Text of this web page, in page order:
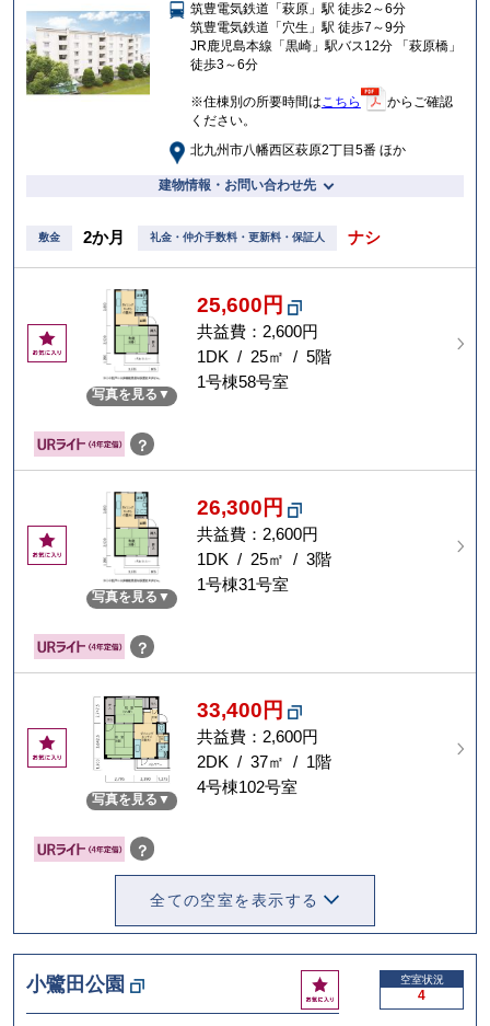
入
り
筑豊電気鉄道「萩原」駅 徒歩2～6分
筑豊電気鉄道「穴生」駅 徒歩7～9分
JR鹿児島本線「黒崎」駅バス12分 「萩原橋」
徒歩3～6分
※住棟別の所要時間はこちら
からご確認
ください。
北九州市八幡西区萩原2丁目5番 ほか
建物情報・お問い合わせ先
敷金 2か月 礼金・仲介手数料・更新料・保証人 ナシ
お
気
写真を見る
25,600円
共益費：2,600円
1DK / 25㎡ / 5階
1号棟58号室
？
お
気
写真を見る
26,300円
共益費：2,600円
1DK / 25㎡ / 3階
1号棟31号室
？
お
気
写真を見る
33,400円
共益費：2,600円
2DK / 37㎡ / 1階
4号棟102号室
？
全ての空室を表示する
小鷺田公園
お
気
空室状況
4